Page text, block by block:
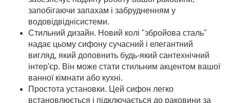
запобігаючи запахам і забрудненням у
водовідвіднісистеми.
Стильний дизайн. Новий колі "збройова сталь"
надає цьому сифону сучасний і елегантний
вигляд, який доповнить будь-який сантехнічний
інтер'єр. Він може стати стильним акцентом вашої
ванної кімнати або кухні.
Простота установки. Цей сифон легко
встановлюється і підключається до раковини за